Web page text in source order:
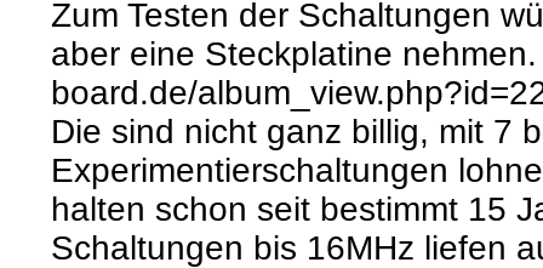
Zum Testen der Schaltungen
aber eine Steckplatine
board.de/
Die sind nicht ganz billig, mit 7
Experimentierschaltungen
halten schon seit bestimmt 15
Schaltungen bis 16MHz liefen